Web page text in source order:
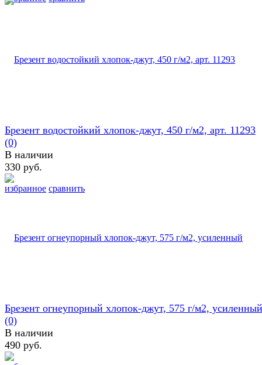
избранное сравнить
Брезент водостойкий хлопок-джут, 450 г/м2, арт. 11293
(0)
В наличии
330 руб.
Брезент огнеупорный хлопок-джут, 575 г/м2, усиленный
(0)
В наличии
490 руб.